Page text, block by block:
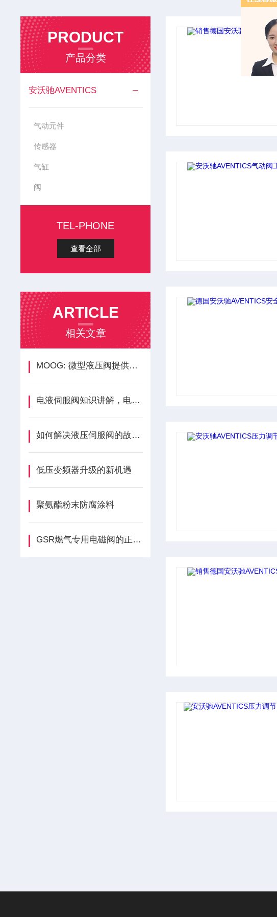
PRODUCT
产品分类
安沃驰AVENTICS
气动元件
传感器
气缸
阀
TEL-PHONE
查看全部
ARTICLE
相关文章
MOOG: 微型液压阀提供紧凑而高性能的解决方案
电液伺服阀知识讲解，电液伺服阀组成和工作原理
如何解决液压伺服阀的故障问题
低压变频器升级的新机遇
聚氨酯粉末防腐涂料
GSR燃气专用电磁阀的正确安装方法全解析，新手也能轻松上手